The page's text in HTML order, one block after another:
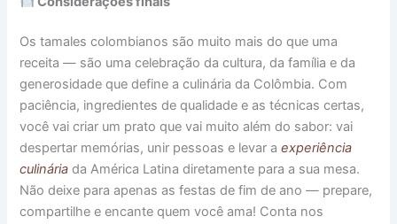
Os tamales colombianos são muito mais do que uma
receita — são uma celebração da cultura, da família e da
generosidade que define a culinária da Colômbia. Com
paciência, ingredientes de qualidade e as técnicas certas,
você vai criar um prato que vai muito além do sabor: vai
despertar memórias, unir pessoas e levar aexperiência
culinária da América Latina diretamente para a sua mesa.
Não deixe para apenas as festas de fim de ano — prepare,
compartilhe e encante quem você ama! Conta nos